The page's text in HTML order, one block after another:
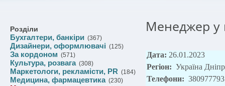
Розділи
Бухгалтери, банкіри (367)
Дизайнери, оформлювачі (125)
За кордоном (571)
Культура, розвага(308)
Маркетологи, рекламісти, PR (184)
Медицина, фармацевтика(230)
Менеджер у
Дата: 26.01.2023
Регіон: Україна
Телефони: